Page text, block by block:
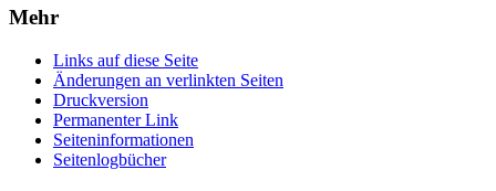
Mehr
Links auf diese Seite
Änderungen an verlinkten Seiten
Druckversion
Permanenter Link
Seiten­­informationen
Seitenlogbücher